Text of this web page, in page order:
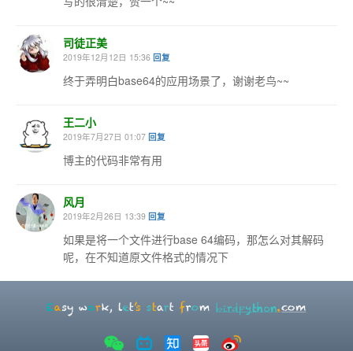
司徒正美
2019年12月12日 15:36 回复
终于弄明白base64的应用场景了，谢谢老鸟~~
王二小
2019年7月27日 01:07 回复
博主的代码非常有用
风月
2019年2月26日 13:39 回复
如果是将一个文件进行base 64编码，那怎么对其解码
呢，在不知道原文件格式的情况下